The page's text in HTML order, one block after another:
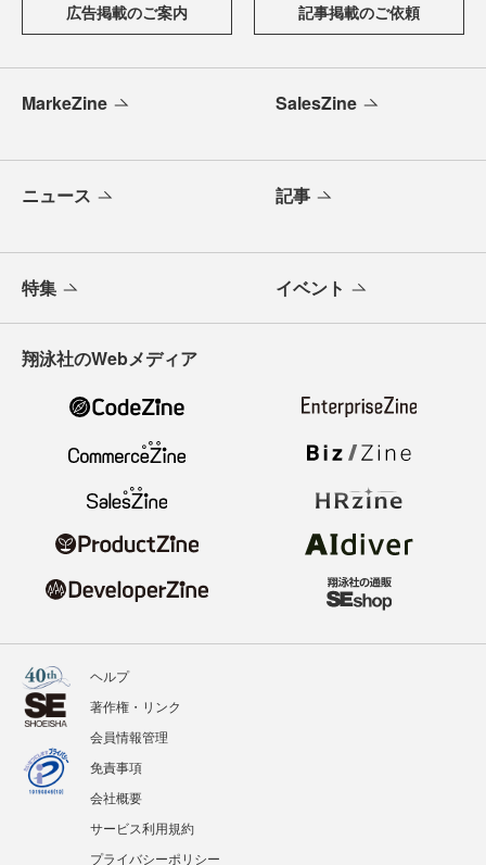
広告掲載のご案内 記事掲載のご依頼
MarkeZine SalesZine
ニュース 記事
特集 イベント
翔泳社のWebメディア
ヘルプ
著作権・リンク
会員情報管理
免責事項
会社概要
サービス利用規約
プライバシーポリシー